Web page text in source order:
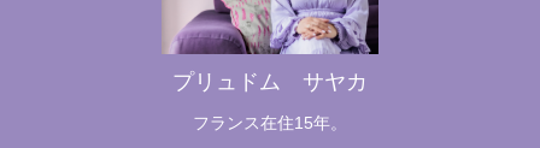
プリュドム サヤカ
フランス在住15年。